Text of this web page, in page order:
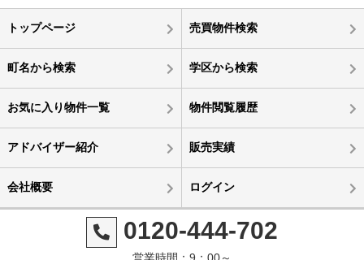
トップページ 売買物件検索
町名から検索 学区から検索
お気に入り物件一覧 物件閲覧履歴
アドバイザー紹介 販売実績
会社概要 ログイン
0120-444-702